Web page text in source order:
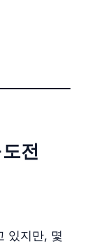
전
있지만, 몇